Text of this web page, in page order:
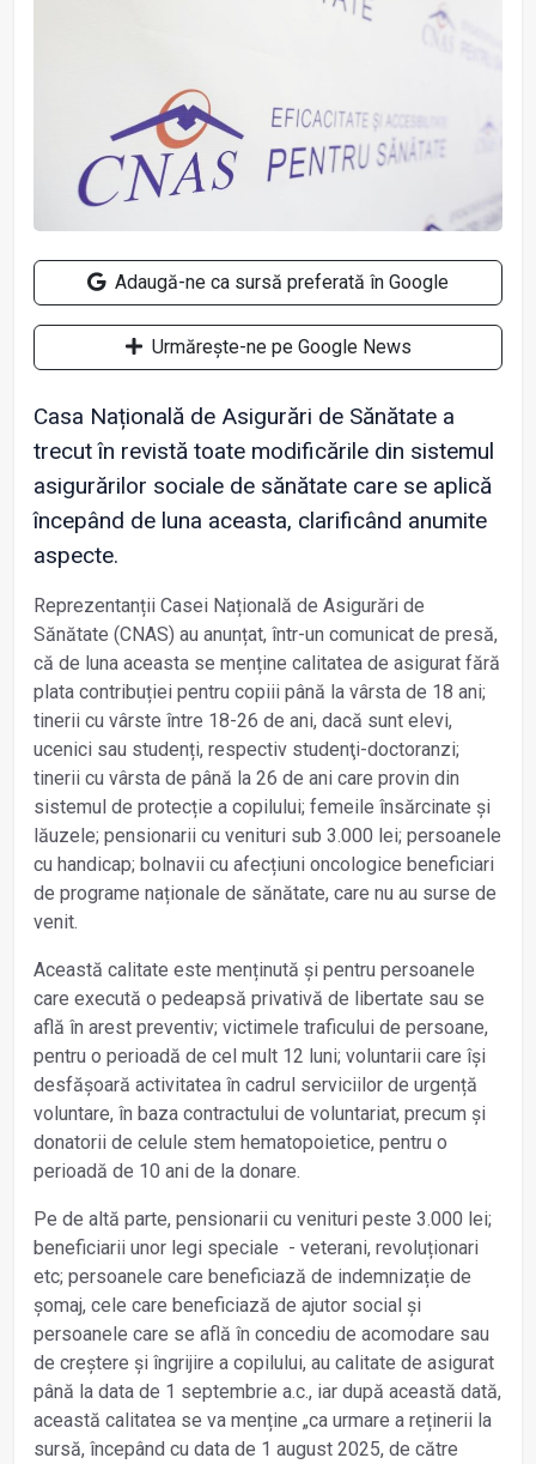
Adaugă-ne ca sursă preferată în Google
Urmărește-ne pe Google News
Casa Națională de Asigurări de Sănătate a
trecut în revistă toate modificările din sistemul
asigurărilor sociale de sănătate care se aplică
începând de luna aceasta, clarificând anumite
aspecte.
Reprezentanții Casei Națională de Asigurări de
Sănătate (CNAS) au anunțat, într-un comunicat de presă,
că de luna aceasta se menține calitatea de asigurat fără
plata contribuției pentru copiii până la vârsta de 18 ani;
tinerii cu vârste între 18-26 de ani, dacă sunt elevi,
ucenici sau studenți, respectiv studenţi-doctoranzi;
tinerii cu vârsta de până la 26 de ani care provin din
sistemul de protecție a copilului; femeile însărcinate și
lăuzele; pensionarii cu venituri sub 3.000 lei; persoanele
cu handicap; bolnavii cu afecțiuni oncologice beneficiari
de programe naționale de sănătate, care nu au surse de
venit.
Această calitate este menținută și pentru persoanele
care execută o pedeapsă privativă de libertate sau se
află în arest preventiv; victimele traficului de persoane,
pentru o perioadă de cel mult 12 luni; voluntarii care își
desfășoară activitatea în cadrul serviciilor de urgență
voluntare, în baza contractului de voluntariat, precum și
donatorii de celule stem hematopoietice, pentru o
perioadă de 10 ani de la donare.
Pe de altă parte, pensionarii cu venituri peste 3.000 lei;
beneficiarii unor legi speciale - veterani, revoluționari
etc; persoanele care beneficiază de indemnizație de
șomaj, cele care beneficiază de ajutor social și
persoanele care se află în concediu de acomodare sau
de creștere și îngrijire a copilului, au calitate de asigurat
până la data de 1 septembrie a.c., iar după această dată,
această calitatea se va menține „ca urmare a reținerii la
sursă, începând cu data de 1 august 2025, de către